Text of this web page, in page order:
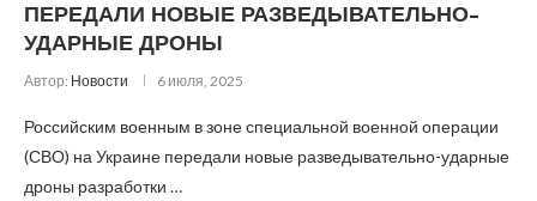
ПЕРЕДАЛИ НОВЫЕ РАЗВЕДЫВАТЕЛЬНО-
УДАРНЫЕ ДРОНЫ
Автор: Новости 6 июля, 2025
Российским военным в зоне специальной военной операции
(СВО) на Украине передали новые разведывательно-ударные
дроны разработки …